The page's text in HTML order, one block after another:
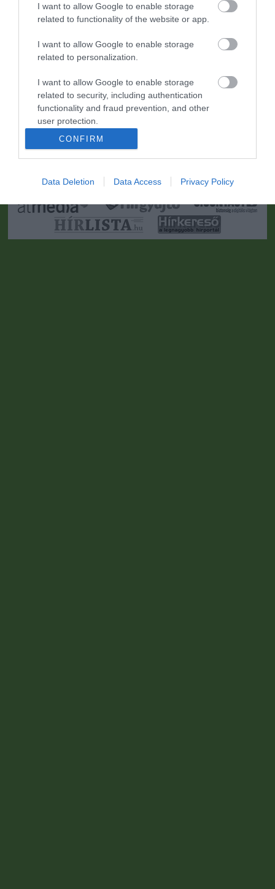
I want to allow Google to enable storage
related to functionality of the website or app.
I want to allow Google to enable storage
related to personalization.
I want to allow Google to enable storage
related to security, including authentication
functionality and fraud prevention, and other
user protection.
CONFIRM
Data Deletion Data Access Privacy Policy
Portál szoftver és szerkesztőségi CMS, DMS rendszer:© PortalWare, 2017
Magnum IT Kft.
Partnerek
ma.hu RSS csatornái•